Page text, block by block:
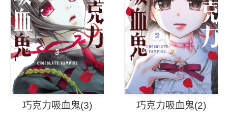
巧克力吸血鬼(3) 巧克力吸血鬼(2)